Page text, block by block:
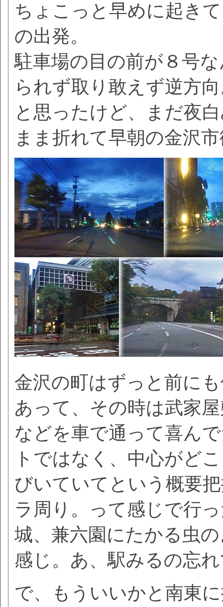
ちょこっと早めに起き
の出発。
駐車場の目の前が８号
られず取り敢えず逆方
と思ったけど、まだ夜
まま折れて早朝の金沢
金沢の町はずっと前に
あって、その時は武家
などを車で通って喜ん
トではなく、中心がど
びいていてという概要
ラ周り。って感じで行
城、兼六園にたかる虫
感じ。あ、駅みるの忘
で、もういいかと南東